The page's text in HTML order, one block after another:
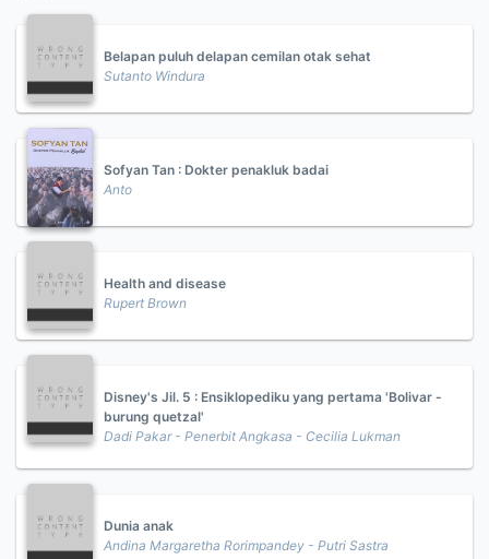
Belapan puluh delapan cemilan otak sehat
Sutanto Windura
Sofyan Tan : Dokter penakluk badai
Anto
Health and disease
Rupert Brown
Disney's Jil. 5 : Ensiklopediku yang pertama 'Bolivar -
burung quetzal'
Dadi Pakar - Penerbit Angkasa - Cecilia Lukman
Dunia anak
Andina Margaretha Rorimpandey - Putri Sastra